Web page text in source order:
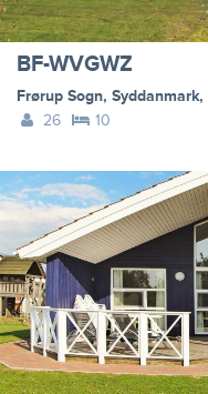
BF-WVGWZ
Frørup Sogn, Syddanmark,
26
10